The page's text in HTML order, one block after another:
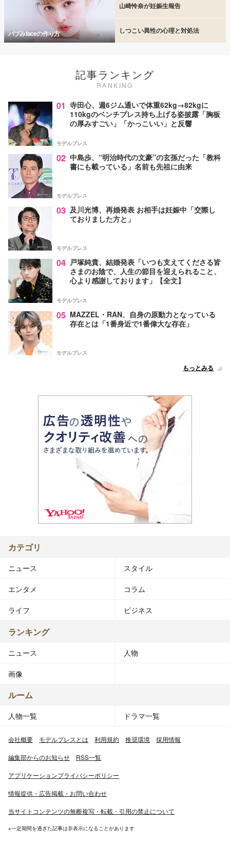
バブみfaceの作り方
山崎怜奈が妊娠生報告
しつこい異性の心理と対処法
記事ランキング
RANKING
01 寺田心、週6ジム通いで体重62kg→82kgに
110kgのベンチプレス持ち上げる姿披露「胸板
の厚みすごい」「かっこいい」と反響
モデルプレス
02 中島歩、“明治時代の文豪”の玄孫だった「教科
書にも載っている」名前も先祖に由来
モデルプレス
03 及川光博、再婚発表 お相手は妊娠中「交際し
ておりました方と」
モデルプレス
04 戸塚純貴、結婚発表「いつも支えてくださる皆
さまのお陰で、人生の節目を迎えられること、
心より感謝しております」【全文】
モデルプレス
05 MAZZEL・RAN、自身の原動力となっている
存在とは「1番身近で1番偉大な存在」
モデルプレス
もっとみる
カテゴリ
ニュース スタイル
エンタメ コラム
ライフ ビジネス
ランキング
ニュース 人物
画像
ルーム
人物一覧 ドラマ一覧
会社概要 モデルプレスとは 利用規約 推奨環境 採用情報
編集部からのお知らせ RSS一覧
アプリケーションプライバシーポリシー
情報提供・広告掲載・お問い合わせ
当サイトコンテンツの無断複写・転載・引用の禁止について
※一定期間を過ぎた記事は非表示になることがあります